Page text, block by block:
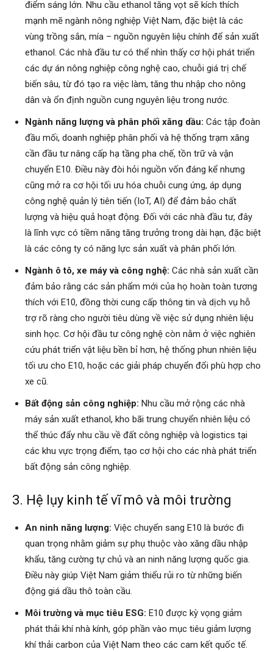
điểm sáng lớn. Nhu cầu ethanol tăng vọt sẽ kích thích
mạnh mẽ ngành nông nghiệp Việt Nam, đặc biệt là các
vùng trồng sắn, mía – nguồn nguyên liệu chính để sản xuất
ethanol. Các nhà đầu tư có thể nhìn thấy cơ hội phát triển
các dự án nông nghiệp công nghệ cao, chuỗi giá trị chế
biến sâu, từ đó tạo ra việc làm, tăng thu nhập cho nông
dân và ổn định nguồn cung nguyên liệu trong nước.
Ngành năng lượng và phân phối xăng dầu: Các tập đoàn
đầu mối, doanh nghiệp phân phối và hệ thống trạm xăng
cần đầu tư nâng cấp hạ tầng pha chế, tồn trữ và vận
chuyển E10. Điều này đòi hỏi nguồn vốn đáng kể nhưng
cũng mở ra cơ hội tối ưu hóa chuỗi cung ứng, áp dụng
công nghệ quản lý tiên tiến (IoT, AI) để đảm bảo chất
lượng và hiệu quả hoạt động. Đối với các nhà đầu tư, đây
là lĩnh vực có tiềm năng tăng trưởng trong dài hạn, đặc biệt
là các công ty có năng lực sản xuất và phân phối lớn.
Ngành ô tô, xe máy và công nghệ: Các nhà sản xuất cần
đảm bảo rằng các sản phẩm mới của họ hoàn toàn tương
thích với E10, đồng thời cung cấp thông tin và dịch vụ hỗ
trợ rõ ràng cho người tiêu dùng về việc sử dụng nhiên liệu
sinh học. Cơ hội đầu tư công nghệ còn nằm ở việc nghiên
cứu phát triển vật liệu bền bỉ hơn, hệ thống phun nhiên liệu
tối ưu cho E10, hoặc các giải pháp chuyển đổi phù hợp cho
xe cũ.
Bất động sản công nghiệp: Nhu cầu mở rộng các nhà
máy sản xuất ethanol, kho bãi trung chuyển nhiên liệu có
thể thúc đẩy nhu cầu về đất công nghiệp và logistics tại
các khu vực trọng điểm, tạo cơ hội cho các nhà phát triển
bất động sản công nghiệp.
3. Hệ lụy kinh tế vĩ mô và môi trường
An ninh năng lượng: Việc chuyển sang E10 là bước đi
quan trọng nhằm giảm sự phụ thuộc vào xăng dầu nhập
khẩu, tăng cường tự chủ và an ninh năng lượng quốc gia.
Điều này giúp Việt Nam giảm thiểu rủi ro từ những biến
động giá dầu thô toàn cầu.
Môi trường và mục tiêu ESG: E10 được kỳ vọng giảm
phát thải khí nhà kính, góp phần vào mục tiêu giảm lượng
khí thải carbon của Việt Nam theo các cam kết quốc tế.